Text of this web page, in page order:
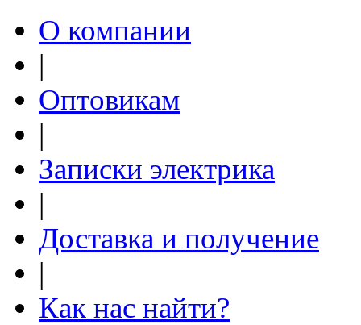
О компании
|
Оптовикам
|
Записки электрика
|
Доставка и получение
|
Как нас найти?